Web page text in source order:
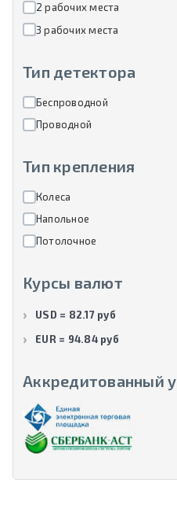
2 рабочих места
3 рабочих места
Тип детектора
Беспроводной
Проводной
Тип крепления
Колеса
Напольное
Потолочное
Курсы валют
USD = 82.17 руб
EUR = 94.84 руб
Аккредитованный